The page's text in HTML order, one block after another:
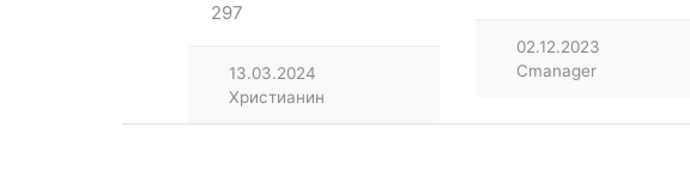
297
13.03.2024
Христианин
02.12.2023
Cmanager